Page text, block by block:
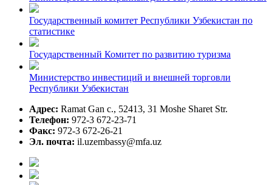
Государственный комитет Республики Узбекистан по
статистике
Государственный Комитет по развитию туризма
Министерство инвестиций и внешней торговли
Республики Узбекистан
Адрес: Ramat Gan c., 52413, 31 Moshe Sharet Str.
Телефон: 972-3 672-23-71
Факс: 972-3 672-26-21
Эл. почта: il.uzembassy@mfa.uz